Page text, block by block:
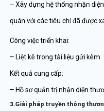
– Xây dựng hệ thống nhận
quán với các tiêu chí đã được
Công việc triển khai:
– Liệt kê trong tài liệu gửi kèm
Kết quả cung cấp:
– Hồ sơ quản trị nhận diện
3.Giải pháp truyền thông